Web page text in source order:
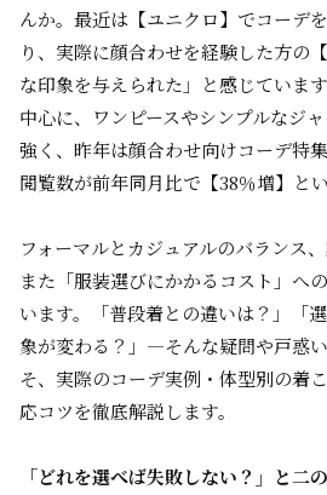
んか。最近は【ユニクロ】でコーデ
り、実際に顔合わせを経験した方の
な印象を与えられた」と感じていま
中心に、ワンピースやシンプルなジ
強く、昨年は顔合わせ向けコーデ特
閲覧数が前年同月比で【38％増】と
フォーマルとカジュアルのバランス
また「服装選びにかかるコスト」へ
います。
「普段着との違いは？」「
象が変わる？」 —そんな疑問や戸惑
そ、実際のコーデ実例・体型別の着
応コツを徹底解説します。
「どれを選べば失敗しない？」と二